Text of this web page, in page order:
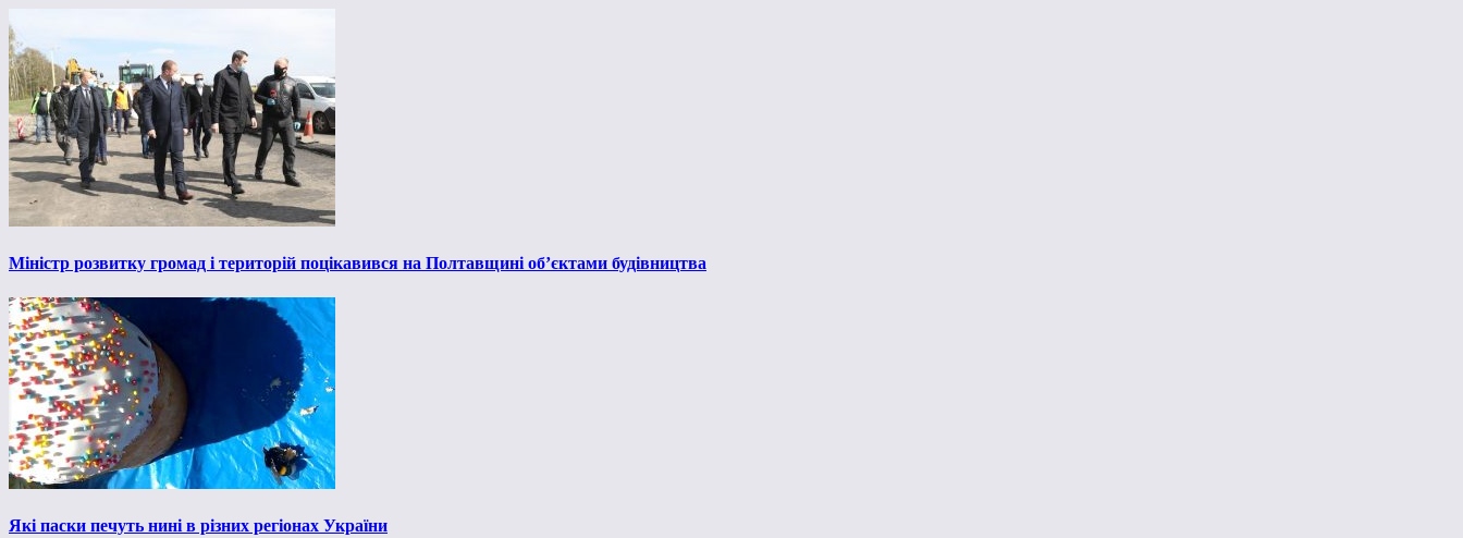
Міністр розвитку громад і територій поцікавився на Полтавщині об’єктами будівництва
Які паски печуть нині в різних регіонах України